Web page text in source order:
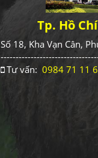
Tp. Hồ
Số 18, Kha Vạn Cân,
Tư vấn:0984 71 11